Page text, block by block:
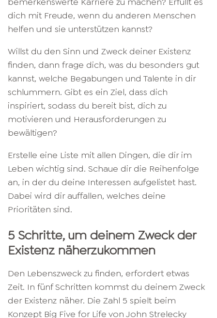
dich mit Freude, wenn du anderen Menschen
helfen und sie unterstützen kannst?
Willst du den Sinn und Zweck deiner Existenz
finden, dann frage dich, was du besonders gut
kannst, welche Begabungen und Talente in dir
schlummern. Gibt es ein Ziel, dass dich
inspiriert, sodass du bereit bist, dich zu
motivieren und Herausforderungen zu
bewältigen?
Erstelle eine Liste mit allen Dingen, die dir im
Leben wichtig sind. Schaue dir die Reihenfolge
an, in der du deine Interessen aufgelistet hast.
Dabei wird dir auffallen, welches deine
Prioritäten sind.
5 Schritte, um deinem Zweck der
Existenz näherzukommen
Den Lebenszweck zu finden, erfordert etwas
Zeit. In fünf Schritten kommst du deinem Zweck
der Existenz näher. Die Zahl 5 spielt beim
Konzept Big Five for Life von John Strelecky